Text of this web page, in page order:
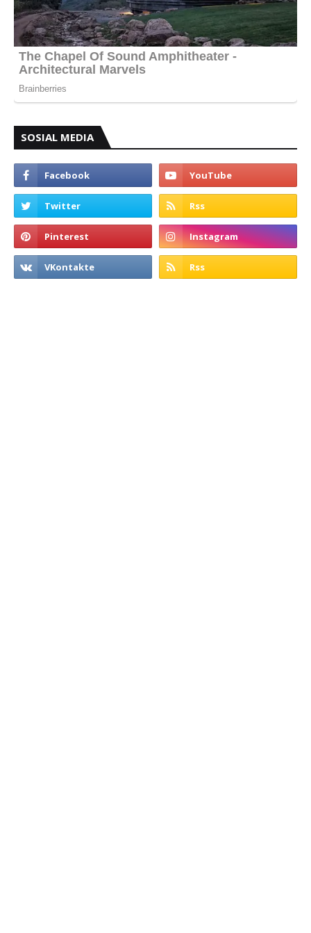
SOSIAL MEDIA